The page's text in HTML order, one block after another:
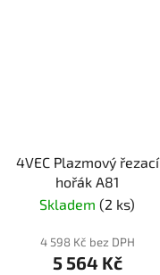
4VEC Plazmový řezací
hořák A81
Skladem (2 ks)
4 598 Kč bez DPH
5 564 Kč